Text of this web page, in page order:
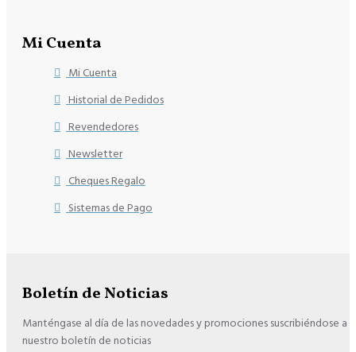
Mi Cuenta
Mi Cuenta
Historial de Pedidos
Revendedores
Newsletter
Cheques Regalo
Sistemas de Pago
Boletín de Noticias
Manténgase al día de las novedades y promociones suscribiéndose a
nuestro boletín de noticias